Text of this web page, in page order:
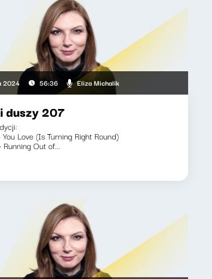
2024 56:36 Eliza Michalik
duszy 207
Love (Is Turning Right Round)
Out of...